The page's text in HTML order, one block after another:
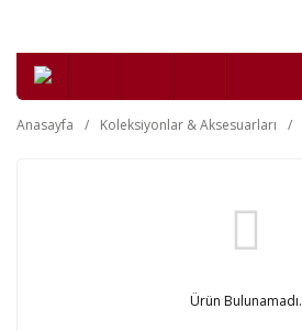
Anasayfa Koleksiyonlar & Aksesuarları
Ürün Bulunamadı.